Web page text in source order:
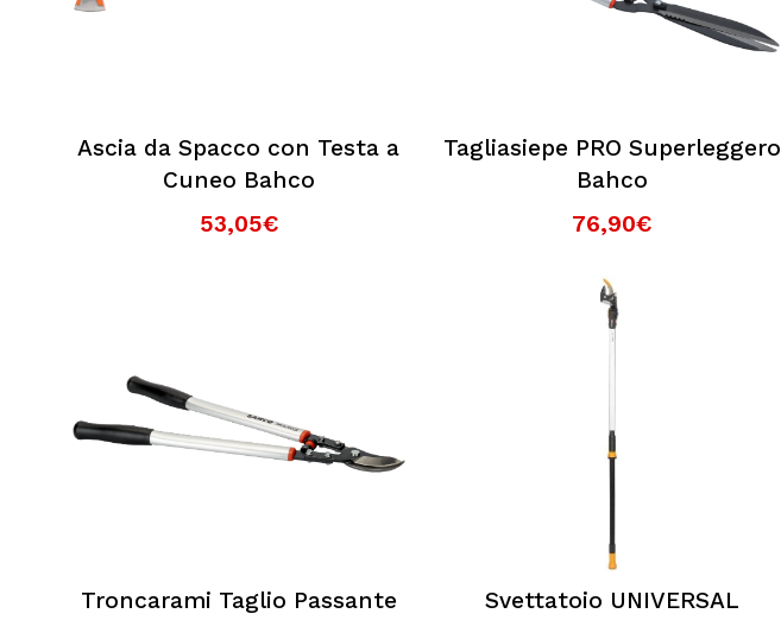
Ascia da Spacco con Testa a
Cuneo Bahco
53,05€
Tagliasiepe PRO Superleggero
Bahco
76,90€
Troncarami Taglio Passante
Svettatoio UNIVERSAL